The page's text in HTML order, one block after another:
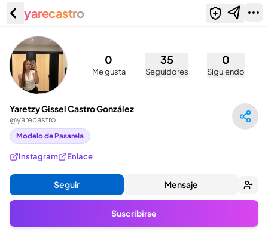
Yaretzy Gissel Castro González
yarecastro
0
Me gusta
35
Seguidores
0
Siguiendo
Yaretzy Gissel Castro González
@yarecastro
Modelo de Pasarela
Instagram Enlace
Seguir Mensaje
Suscribirse